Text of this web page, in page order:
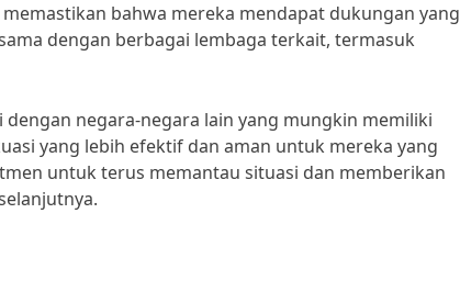
bahwa mereka mendapat dukungan yang
dengan berbagai lembaga terkait, termasuk
negara-negara lain yang mungkin memiliki
yang lebih efektif dan aman untuk mereka yang
untuk terus memantau situasi dan memberikan